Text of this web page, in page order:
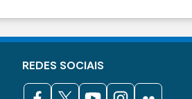
REDES SOCIAIS